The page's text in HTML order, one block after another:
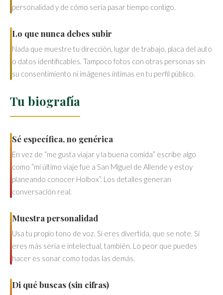
personalidad y de cómo sería pasar tiempo contigo.
Lo que nunca debes subir
Nada que muestre tu dirección, lugar de trabajo, placa del auto
o datos identificables. Tampoco fotos con otras personas sin
su consentimiento ni imágenes íntimas en tu perfil público.
Tu biografía
Sé específica, no genérica
En vez de “me gusta viajar y la buena comida” escribe algo
como “mi último viaje fue a San Miguel de Allende y estoy
planeando conocer Holbox”. Los detalles generan
conversación real.
Muestra personalidad
Usa tu propio tono de voz. Si eres divertida, que se note. Si
eres más seria e intelectual, también. Lo peor que puedes
hacer es sonar como todas las demás.
Di qué buscas (sin cifras)